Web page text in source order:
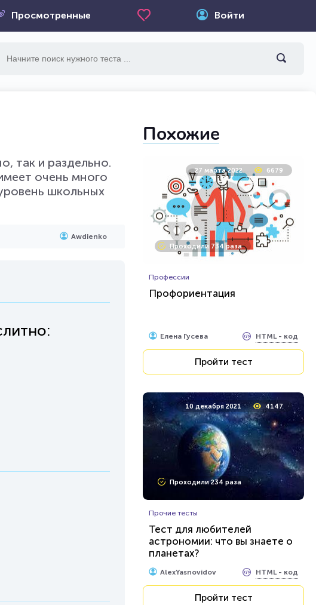
Просмотренные Войти
так и раздельно.
очень много
школьных
Awdienko
Похожие
27 марта 2022 6679
Проходили 734 раза
Профессии
Профориентация
Елена Гусева HTML - код
Пройти тест
10 декабря 2021 4147
Проходили 234 раза
Прочие тесты
Тест для любителей
астрономии: что вы знаете о
планетах?
AlexYasnovidov HTML - код
Пройти тест